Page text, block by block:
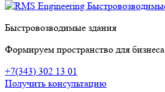
Быстровозводимые здания
Формируем пространство для бизнеса
+7(343) 302 13 01
Получить консультацию